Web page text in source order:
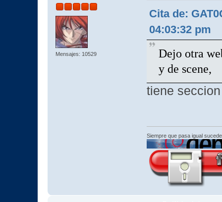
Mensajes: 10529
Cita de:
04:03:32 pm
Dejo otra
y de scene,
tiene
Siempre que pasa igual